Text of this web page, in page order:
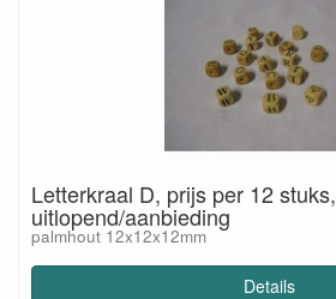
Letterkraal D, prijs per 12 stuks,
uitlopend/aanbieding
palmhout 12x12x12mm
Details